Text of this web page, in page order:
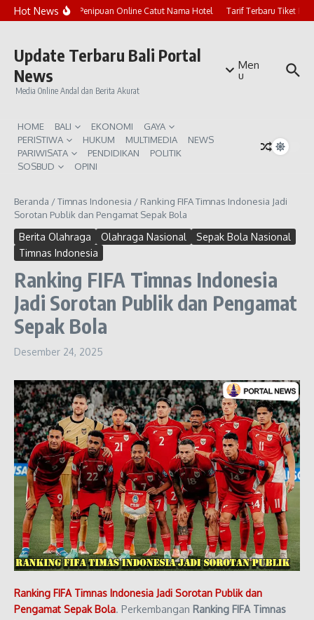
Lewati ke konten
Hot NewsMarak Penipuan Online Catut Nama Hotel Tarif Terbaru Tiket
Update Terbaru Bali Portal
News
Media Online Andal dan Berita Akurat
Men
u
HOME BALI EKONOMI
GAYA
PERISTIWA
HUKUM MULTIMEDIA
NEWS
PARIWISATA
PENDIDIKAN
POLITIK
SOSBUD
OPINI
Beranda /Timnas Indonesia / Ranking FIFA Timnas Indonesia Jadi
Sorotan Publik dan Pengamat Sepak Bola
Berita Olahraga Olahraga Nasional
Sepak Bola Nasional
Timnas Indonesia
Ranking FIFA Timnas Indonesia
Jadi Sorotan Publik dan Pengamat
Sepak Bola
Desember 24, 2025
Ranking FIFA Timnas Indonesia Jadi Sorotan Publik dan
Pengamat Sepak Bola. Perkembangan Ranking FIFA Timnas